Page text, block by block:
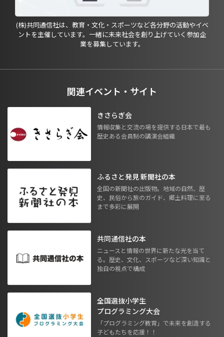
(株)共同通信社は、教育・文化・スポーツなど各分野の活動やイベ
ントを主催しています。一緒に未来社会を創り上げていく参加企
業を募集しています。
関連イベント・サイト
きさらぎ会
情報収集と交流の場を提供する日本で最も
歴史ある会員制の講演会組織
ふるさと発見 新聞社の本
全国の新聞社の出版物。地域の自然、歴
史、民俗から旅のガイド、郷土料理に至る
まで多彩に展開
共同通信社の本
ニュースと情報の世界に新たな光を当て
る。歴史、文化、スポーツなど深い知識と
独自の視点で構成
全国選抜小学生
プログラミング大会
「プログラミング教育」で未来を創造する
子どもたちを応援！！